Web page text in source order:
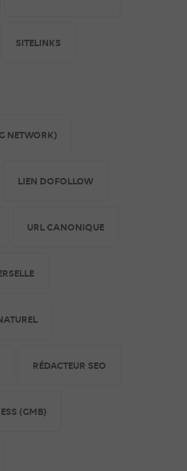
SITELINKS
NETWORK)
LIEN DOFOLLOW
URL CANONIQUE
RÉDACTEUR SEO
(GMB)